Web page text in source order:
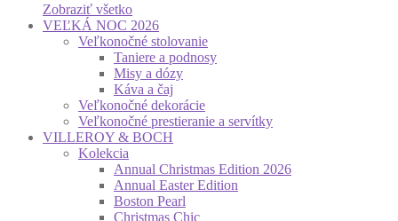
Zobraziť všetko
VEĽKÁ NOC 2026
Veľkonočné stolovanie
Taniere a podnosy
Misy a dózy
Káva a čaj
Veľkonočné dekorácie
Veľkonočné prestieranie a servítky
VILLEROY & BOCH
Kolekcia
Annual Christmas Edition 2026
Annual Easter Edition
Boston Pearl
Christmas Chic